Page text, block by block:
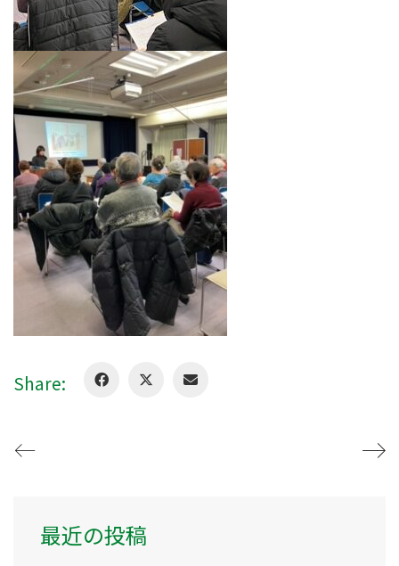
Share:
最近の投稿